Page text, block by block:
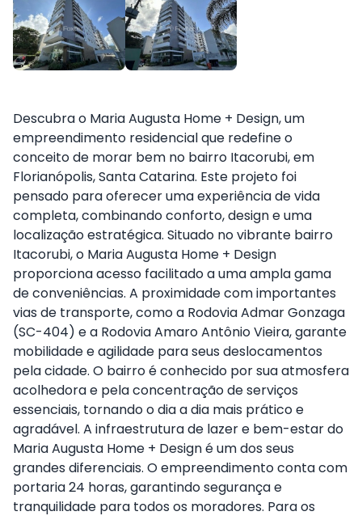
Descubra o Maria Augusta Home + Design, um
empreendimento residencial que redefine o
conceito de morar bem no bairro Itacorubi, em
Florianópolis, Santa Catarina. Este projeto foi
pensado para oferecer uma experiência de vida
completa, combinando conforto, design e uma
localização estratégica. Situado no vibrante bairro
Itacorubi, o Maria Augusta Home + Design
proporciona acesso facilitado a uma ampla gama
de conveniências. A proximidade com importantes
vias de transporte, como a Rodovia Admar Gonzaga
(SC-404) e a Rodovia Amaro Antônio Vieira, garante
mobilidade e agilidade para seus deslocamentos
pela cidade. O bairro é conhecido por sua atmosfera
acolhedora e pela concentração de serviços
essenciais, tornando o dia a dia mais prático e
agradável. A infraestrutura de lazer e bem-estar do
Maria Augusta Home + Design é um dos seus
grandes diferenciais. O empreendimento conta com
portaria 24 horas, garantindo segurança e
tranquilidade para todos os moradores. Para os